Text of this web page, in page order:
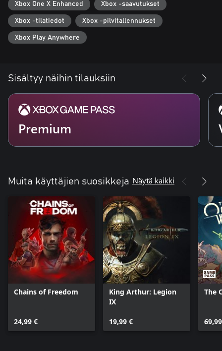
Xbox One X Enhanced Xbox -saavutukset
Xbox -tilatiedot Xbox -pilvitallennukset
Xbox Play Anywhere
Sisältyy näihin tilauksiin
Premium
Muita käyttäjien suosikkeja Näytä kaikki
Chains of Freedom
24,99 €
King Arthur: Legion
IX
19,99 €
The